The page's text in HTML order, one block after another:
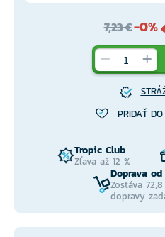
7,23 €-0%
PRIDAŤ
Tropic Club
Zľava až 12 %
Doprava
Zostáva
dopravy